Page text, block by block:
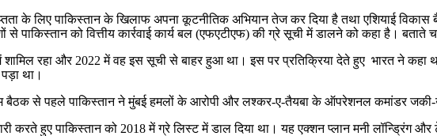
के लिए पाकिस्तान के खिलाफ अपना कूटनीतिक अभियान तेज कर दिया है तथा एशियाई विकास
से पाकिस्तान को वित्तीय कार्रवाई कार्य बल (एफएटीएफ) की ग्रे सूची में डालने को कहा है।
शामिल रहा और 2022 में वह इस सूची से बाहर हुआ था। इस पर प्रतिक्रिया देते हुए भारत ने
था।
से पहले पाकिस्तान ने मुंबई हमलों के आरोपी और लश्कर-ए-तैयबा के ऑपरेशनल कमांडर जकी-
करते हुए पाकिस्तान को 2018 में ग्रे लिस्ट में डाल दिया था। यह एक्शन प्लान मनी लॉन्ड्रिंग